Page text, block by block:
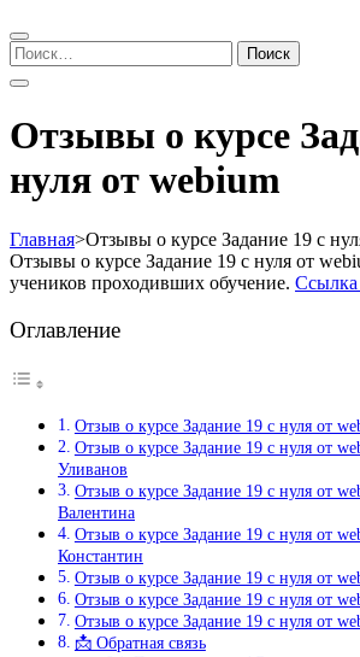
Найти:
Отзывы о курсе
нуля от webium
Главная>Отзывы о курсе Задание 19 с
Отзывы о курсе Задание 19 с нуля от
учеников проходивших обучение. Ссылка
Оглавление
Отзыв о курсе Задание 19 с нуля от
Отзыв о курсе Задание 19 с нуля от
Уливанов
Отзыв о курсе Задание 19 с нуля от
Валентина
Отзыв о курсе Задание 19 с нуля от
Константин
Отзыв о курсе Задание 19 с нуля от
Отзыв о курсе Задание 19 с нуля от
Отзыв о курсе Задание 19 с нуля от
📩 Обратная связь